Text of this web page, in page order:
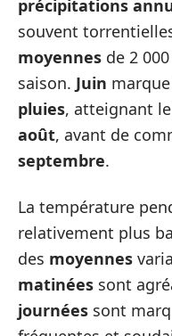
précipitations
souvent
moyennes de 2
saison. Juin
pluies, atteignant
août, avant de
septembre.
La température
relativement plus
des moyennes
matinées sont
journées sont